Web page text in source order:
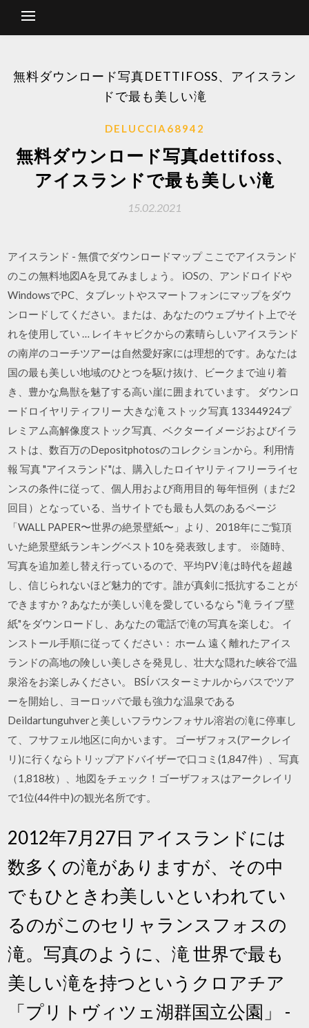
無料ダウンロード写真DETTIFOSS、アイスラン
ドで最も美しい滝
DELUCCIA68942
無料ダウンロード写真dettifoss、
アイスランドで最も美しい滝
15.02.2021
アイスランド - 無償でダウンロードマップ ここでアイスランド
のこの無料地図Aを見てみましょう。 iOSの、アンドロイドや
WindowsでPC、タブレットやスマートフォンにマップをダウ
ンロードしてください。または、あなたのウェブサイト上でそ
れを使用してい … レイキャビクからの素晴らしいアイスランド
の南岸のコーチツアーは自然愛好家には理想的です。あなたは
国の最も美しい地域のひとつを駆け抜け、ビークまで辿り着
き、豊かな鳥獣を魅了する高い崖に囲まれています。 ダウンロ
ードロイヤリティフリー 大きな滝 ストック写真 13344924プ
レミアム高解像度ストック写真、ベクターイメージおよびイラ
ストは、数百万のDepositphotosのコレクションから。利用情
報 写真 "アイスランド"は、購入したロイヤリティフリーライセ
ンスの条件に従って、個人用および商用目的 毎年恒例（まだ2
回目）となっている、当サイトでも最も人気のあるページ
「WALL PAPER〜世界の絶景壁紙〜」より、2018年にご覧頂
いた絶景壁紙ランキングベスト10を発表致します。 ※随時、
写真を追加差し替え行っているので、平均PV 滝は時代を超越
し、信じられないほど魅力的です。誰が真剣に抵抗することが
できますか？あなたが美しい滝を愛しているなら "滝 ライブ壁
紙"をダウンロードし、あなたの電話で滝の写真を楽しむ。 イ
ンストール手順に従ってください： ホーム 遠く離れたアイス
ランドの高地の険しい美しさを発見し、壮大な隠れた峡谷で温
泉浴をお楽しみください。 BSÍバスターミナルからバスでツア
ーを開始し、ヨーロッパで最も強力な温泉である
Deildartunguhverと美しいフラウンフォサル溶岩の滝に停車し
て、フサフェル地区に向かいます。 ゴーザフォス(アークレイ
リ)に行くならトリップアドバイザーで口コミ(1,847件）、写真
（1,818枚）、地図をチェック！ゴーザフォスはアークレイリ
で1位(44件中)の観光名所です。
2012年7月27日 アイスランドには
数多くの滝がありますが、その中
でもひときわ美しいといわれてい
るのがこのセリャランスフォスの
滝。写真のように、滝 世界で最も
美しい滝を持つというクロアチア
「プリトヴィツェ湖群国立公園」 -